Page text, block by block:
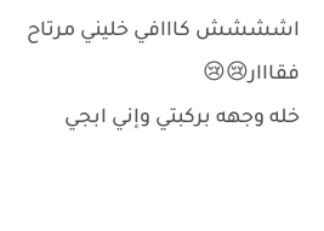
اشششش كااافي خليني مرتاح
فقااار😢😢
خله وجهه بركبتي وإني ابجي